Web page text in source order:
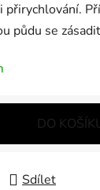
přirychlování.
půdu se
DO
Sdílet